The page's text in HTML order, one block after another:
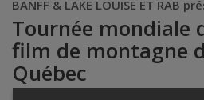
BANFF & LAKE LOUISE ET RAB
Tournée mondiale
film de montagne
Québec